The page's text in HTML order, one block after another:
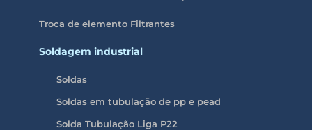
Troca de elemento Filtrantes
Soldagem industrial
Soldas
Soldas em tubulação de pp e pead
Solda Tubulação Liga P22